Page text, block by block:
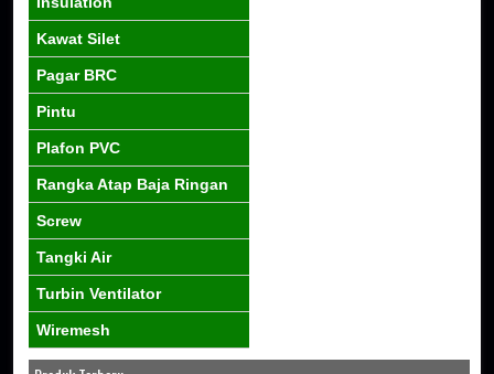
Kawat Silet
Pagar BRC
Pintu
Plafon PVC
Rangka Atap Baja Ringan
Screw
Tangki Air
Turbin Ventilator
Wiremesh